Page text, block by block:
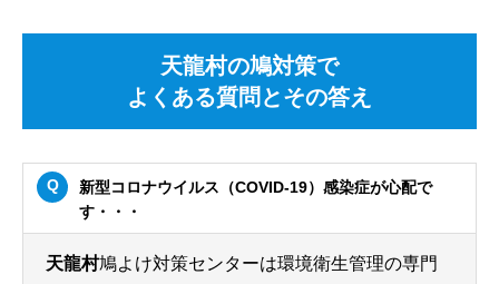
天龍村の鳩対策で
よくある質問とその答え
新型コロナウイルス（COVID-19）感染症が心配で
す・・・
天龍村鳩よけ対策センターは環境衛生管理の専門